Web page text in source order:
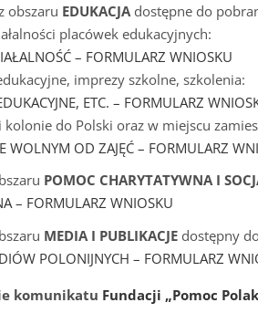
obszaru EDUKACJA dostępne do
placówek edukacyjnych:
– FORMULARZ WNIOSKU
imprezy szkolne, szkolenia:
ETC. – FORMULARZ
do Polski oraz w miejscu
WOLNYM OD ZAJĘĆ – FORMULARZ
POMOC CHARYTATYWNA I
– FORMULARZ WNIOSKU
MEDIA I PUBLIKACJE dostępny
POLONIJNYCH – FORMULARZ
komunikatu Fundacji „Pomoc